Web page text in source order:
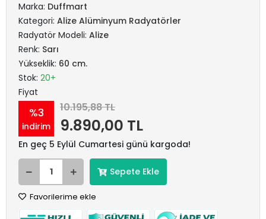
Marka: Duffmart
Kategori: Alize Alüminyum Radyatörler
Radyatör Modeli: Alize
Renk: Sarı
Yükseklik: 60 cm.
Stok: 20+
Fiyat
%3
indirim
10.195,88 TL
9.890,00 TL
En geç 5 Eylül Cumartesi günü kargoda!
Sepete Ekle
Favorilerime ekle